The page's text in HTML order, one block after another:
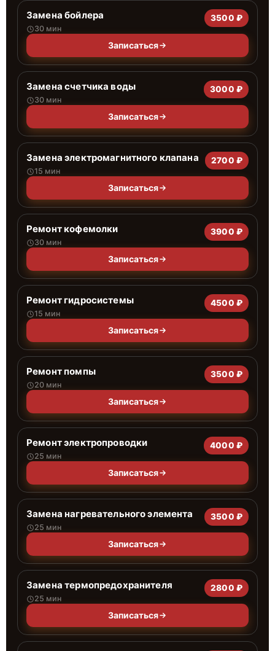
Замена бойлера
30 мин
3500 ₽
Записаться
Замена счетчика воды
30 мин
3000 ₽
Записаться
Замена электромагнитного клапана
15 мин
2700 ₽
Записаться
Ремонт кофемолки
30 мин
3900 ₽
Записаться
Ремонт гидросистемы
15 мин
4500 ₽
Записаться
Ремонт помпы
20 мин
3500 ₽
Записаться
Ремонт электропроводки
25 мин
4000 ₽
Записаться
Замена нагревательного элемента
25 мин
3500 ₽
Записаться
Замена термопредохранителя
25 мин
2800 ₽
Записаться